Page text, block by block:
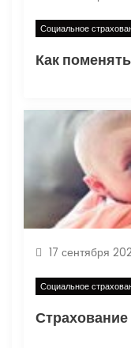
п
и
м
Социальное
Как
17 сентября
Социальное